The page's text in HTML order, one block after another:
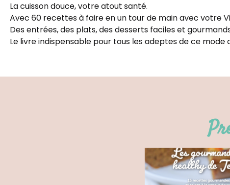
La cuisson douce, votre atout santé.
Avec 60 recettes à faire en un tour de main avec votre
Des entrées, des plats, des desserts faciles et
Le livre indispensable pour tous les adeptes de ce